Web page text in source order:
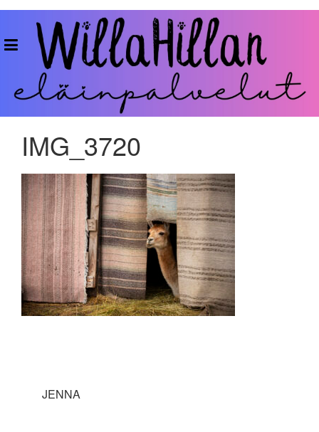
Skip
WillaHillan
Eläinpalvelut
IMG_3720
JENNA